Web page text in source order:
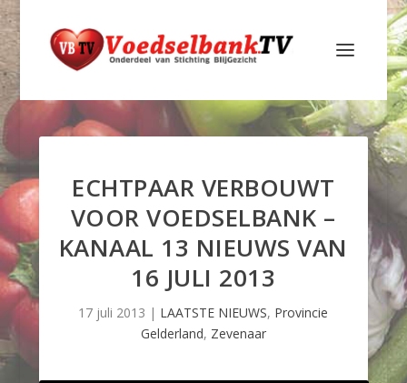
ECHTPAAR VERBOUWT
VOOR VOEDSELBANK –
KANAAL 13 NIEUWS VAN
16 JULI 2013
17 juli 2013 | LAATSTE NIEUWS, Provincie
Gelderland, Zevenaar